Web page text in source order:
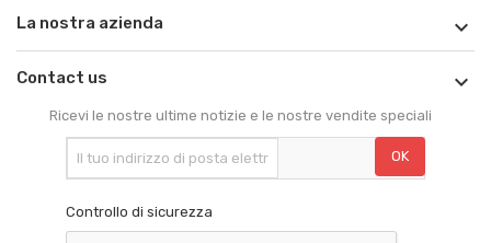
La nostra azienda 
Contact us 
Ricevi le nostre ultime notizie e le nostre vendite speciali
Controllo di sicurezza